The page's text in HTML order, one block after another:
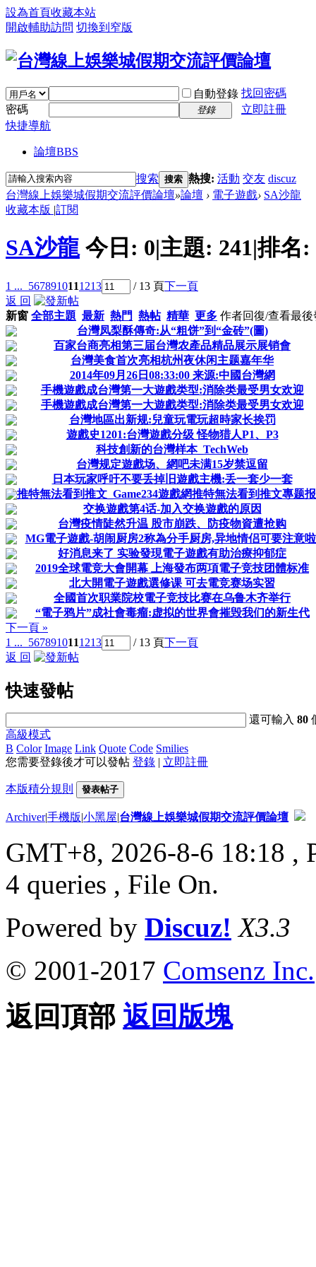
設為首頁收藏本站
開啟輔助訪問 切換到窄版
自動登錄 找回密碼
密碼
登錄
立即註冊
快捷導航
論壇BBS
搜索 搜索 熱搜: 活動 交友 discuz
台灣線上娛樂城假期交流評價論壇»論壇 › 電子遊戲› SA沙龍
收藏本版 |訂閱
SA沙龍 今日: 0|主題: 241|排名:
1 ... 5678910111213 / 13 頁下一頁
返 回
新窗 全部主題 最新 熱門 熱帖 精華 更多 作者回復/查看最後
台灣凤梨酥傳奇:从“粗饼”到“金砖”(圖)
百家台商亮相第三届台灣农產品精品展示展销會
台灣美食首次亮相杭州夜休闲主题嘉年华
2014年09月26日08:33:00 来源:中國台灣網
手機遊戲成台灣第一大遊戲类型:消除类最受男女欢迎
手機遊戲成台灣第一大遊戲类型:消除类最受男女欢迎
台灣地區出新规:兒童玩電玩超時家长挨罚
遊戲史1201:台灣遊戲分级 怪物猎人P1、P3
科技創新的台灣样本_TechWeb
台灣规定遊戲场、網吧未满15岁禁逗留
日本玩家呼吁不要丢掉旧遊戲主機:丢一套少一套
推特無法看到推文_Game234遊戲網推特無法看到推文專题
交换遊戲第4话-加入交换遊戲的原因
台灣疫情陡然升温 股市崩跌、防疫物資遭抢购
MG電子遊戲-胡闹厨房2称為分手厨房,异地情侣可要注意
好消息来了 实验發現電子遊戲有助治療抑郁症
2019全球電竞大會開幕 上海發布两項電子竞技团體标准
北大開電子遊戲選修课 可去電竞赛场实習
全國首次职業院校電子竞技比赛在乌鲁木齐举行
“電子鸦片”成社會毒瘤:虚拟的世界會摧毁我们的新生代
下一頁 »
1 ... 5678910111213 / 13 頁下一頁
返 回
快速發帖
還可輸入80
高級模式
B Color Image Link Quote Code Smilies
您需要登錄後才可以發帖 登錄 | 立即註冊
本版積分規則 發表帖子
Archiver|手機版|小黑屋|台灣線上娛樂城假期交流評價論壇
GMT+8, 2026-8-6 18:18 ,
4 queries , File On.
Powered by Discuz! X3.3
© 2001-2017 Comsenz Inc.
返回頂部 返回版塊